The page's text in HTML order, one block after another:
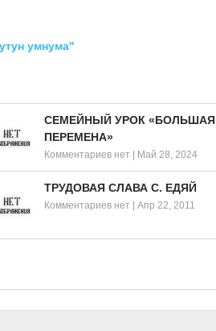
умнума"
СЕМЕЙНЫЙ УРОК «БОЛЬШАЯ
ПЕРЕМЕНА»
Комментариев нет Май 28, 2024
ТРУДОВАЯ СЛАВА С. ЕДЯЙ
Комментариев нет |Апр 22, 2011